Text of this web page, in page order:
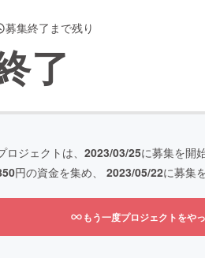
募集終了まで残り
了
ロジェクトは、 2023/03/25に募集を開
円の資金を集め、 2023/05/22に募集
もう一度プロジェクトをや